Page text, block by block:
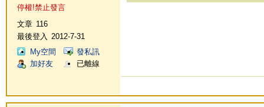
停權!禁止發言
文章 116
最後登入
2012-7-31
My空間
發私訊
加好友
已離線